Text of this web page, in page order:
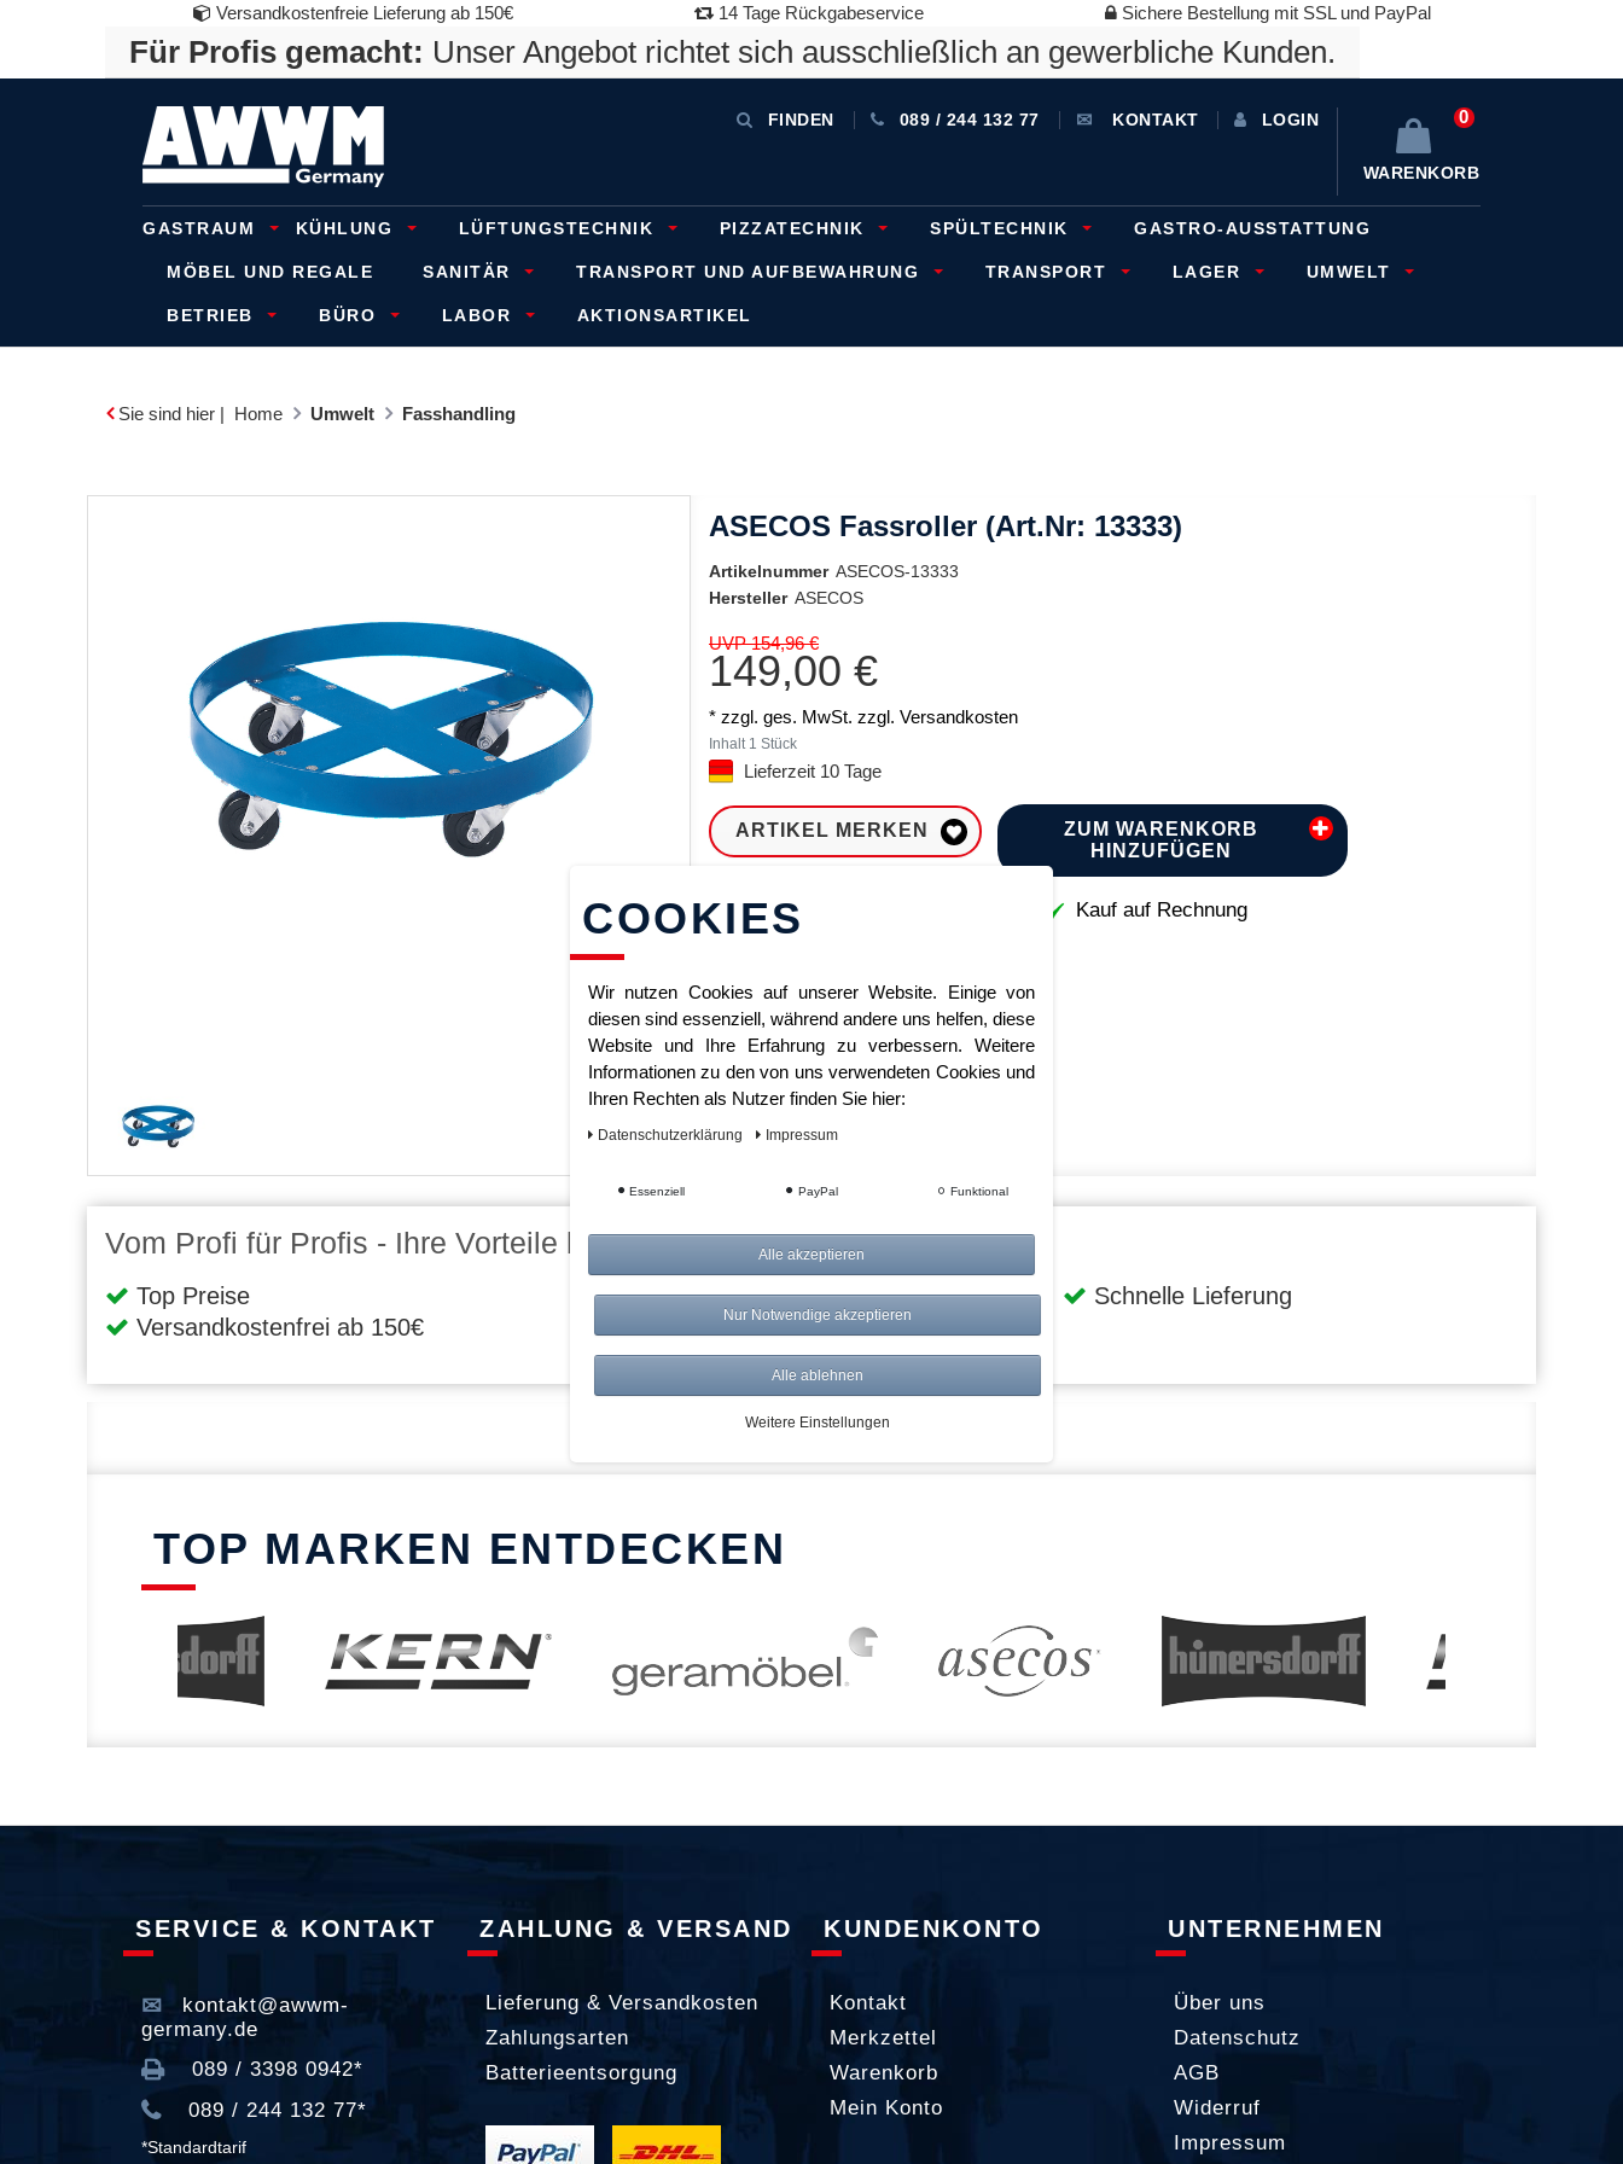
Versandkostenfreie Lieferung ab 150€ 14 Tage Rückgabeservice Sichere Bestellung mit SSL und PayPal
Für Profis gemacht: Unser Angebot richtet sich ausschließlich an gewerbliche Kunden.
FINDEN 089 / 244 132 77 KONTAKT LOGIN 0
WARENKORB
GASTRAUM KÜHLUNG LÜFTUNGSTECHNIK PIZZATECHNIK SPÜLTECHNIK GASTRO-AUSSTATTUNG
MÖBEL UND REGALE SANITÄR TRANSPORT UND AUFBEWAHRUNG TRANSPORT LAGER UMWELT
BETRIEB BÜRO LABOR AKTIONSARTIKEL
Sie sind hier | Home Umwelt Fasshandling
ASECOS Fassroller (Art.Nr: 13333)
Artikelnummer ASECOS-13333
Hersteller ASECOS
UVP 154,96 €
149,00 €
* zzgl. ges. MwSt. zzgl. Versandkosten
Inhalt 1 Stück
Lieferzeit 10 Tage
ARTIKEL MERKEN
ZUM WARENKORB
HINZUFÜGEN
Sofort lieferbar Kauf auf Rechnung
Vom Profi für Profis - Ihre Vorteile bei AWWM:
Top Preise
Versandkostenfrei ab 150€
Risikolos: 14 Tage Rückgabe
Über 20.000 Artikel
Schnelle Lieferung
TOP MARKEN ENTDECKEN
SERVICE & KONTAKT
kontakt@awwm-
germany.de
089 / 3398 0942*
089 / 244 132 77*
*Standardtarif
ZAHLUNG & VERSAND
Lieferung & Versandkosten
Zahlungsarten
Batterieentsorgung
KUNDENKONTO
Kontakt
Merkzettel
Warenkorb
Mein Konto
UNTERNEHMEN
Über uns
Datenschutz
AGB
Widerruf
Impressum
COOKIES
Wir nutzen Cookies auf unserer Website. Einige von
diesen sind essenziell, während andere uns helfen, diese
Website und Ihre Erfahrung zu verbessern. Weitere
Informationen zu den von uns verwendeten Cookies und
Ihren Rechten als Nutzer finden Sie hier:
Daten­schutz­erklärung Impressum
Essenziell PayPal Funktional
Alle akzeptieren
Nur Notwendige akzeptieren
Alle ablehnen
Weitere Einstellungen